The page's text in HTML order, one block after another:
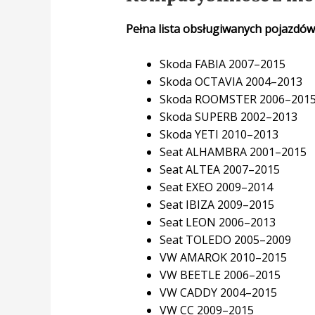
Pełna lista obsługiwanych
Skoda FABIA 2007–2015
Skoda OCTAVIA 2004–2013
Skoda ROOMSTER
Skoda SUPERB 2002–2013
Skoda YETI 2010–2013
Seat ALHAMBRA 2001–2015
Seat ALTEA 2007–2015
Seat EXEO 2009–2014
Seat IBIZA 2009–2015
Seat LEON 2006–2013
Seat TOLEDO 2005–2009
VW AMAROK 2010–2015
VW BEETLE 2006–2015
VW CADDY 2004–2015
VW CC 2009–2015